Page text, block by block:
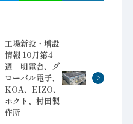
工場新設・増設
情報 10月第4
週 明電舎、グ
ローバル電子、
KOA、EIZO、
ホクト、村田製
作所